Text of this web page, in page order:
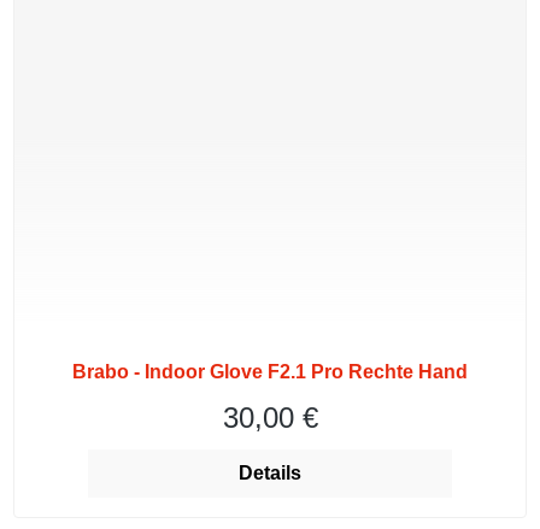
Brabo - Indoor Glove F2.1 Pro Rechte Hand
Regulärer Preis:
30,00 €
Details